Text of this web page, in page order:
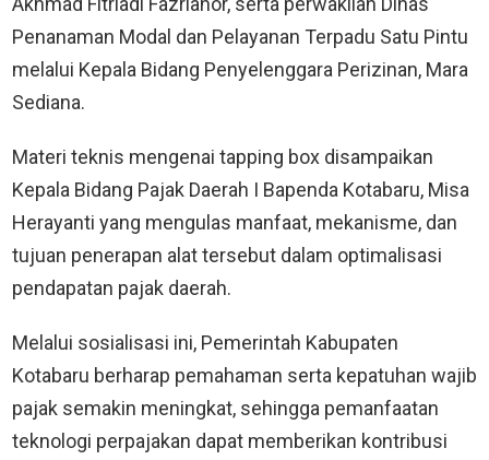
Penanaman Modal dan Pelayanan Terpadu Satu Pintu
melalui Kepala Bidang Penyelenggara Perizinan, Mara
Sediana.
Materi teknis mengenai tapping box disampaikan
Kepala Bidang Pajak Daerah I Bapenda Kotabaru, Misa
Herayanti yang mengulas manfaat, mekanisme, dan
tujuan penerapan alat tersebut dalam optimalisasi
pendapatan pajak daerah.
Melalui sosialisasi ini, Pemerintah Kabupaten
Kotabaru berharap pemahaman serta kepatuhan wajib
pajak semakin meningkat, sehingga pemanfaatan
teknologi perpajakan dapat memberikan kontribusi